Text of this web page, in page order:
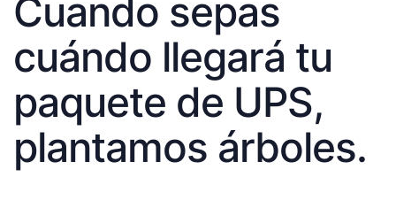
Cuando sepas
cuándo llegará tu
paquete de UPS,
plantamos árboles.